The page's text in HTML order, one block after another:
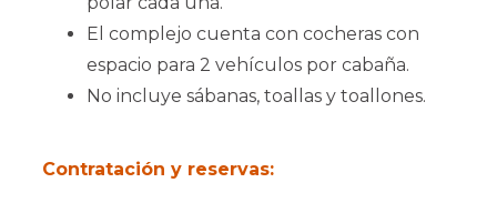
El complejo cuenta con cocheras con
espacio para 2 vehículos por cabaña.
No incluye sábanas, toallas y toallones.
Contratación y reservas: